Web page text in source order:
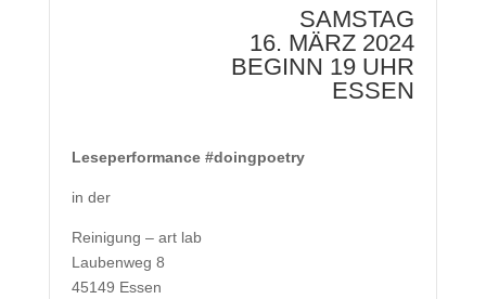
SAMSTAG
16. MÄRZ 2024
BEGINN 19 UHR
ESSEN
Leseperformance #doingpoetry
in der
Reinigung – art lab
Laubenweg 8
45149 Essen